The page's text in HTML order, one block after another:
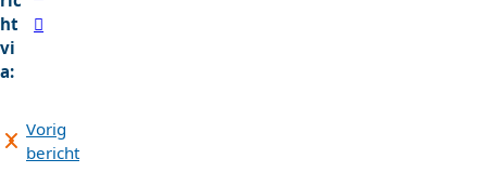
ht
vi
a:
Vorig
bericht